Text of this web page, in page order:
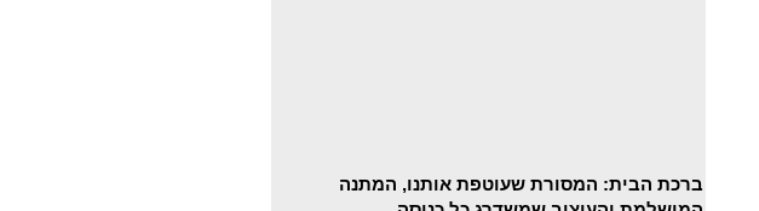
ברכת הבית: המסורת שעוטפת אותנו, המתנה